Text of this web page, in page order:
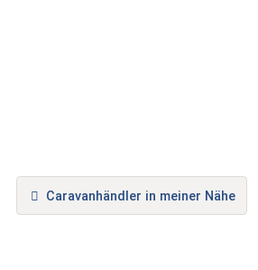
Caravanhändler in meiner Nähe